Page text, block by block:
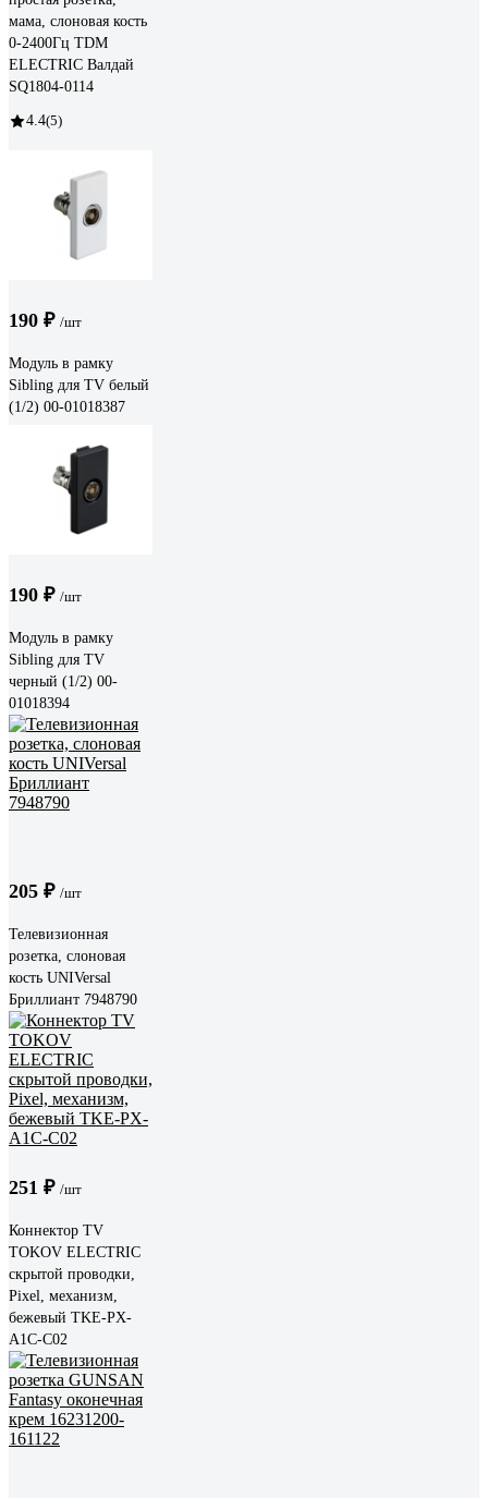
мама, слоновая кость
0-2400Гц TDM
ELECTRIC Валдай
SQ1804-0114
4.4(5)
190 ₽ /шт
Модуль в рамку
Sibling для TV белый
(1/2) 00-01018387
190 ₽ /шт
Модуль в рамку
Sibling для TV
черный (1/2) 00-
01018394
205 ₽ /шт
Телевизионная
розетка, слоновая
кость UNIVersal
Бриллиант 7948790
251 ₽ /шт
Коннектор TV
TOKOV ELECTRIC
скрытой проводки,
Pixel, механизм,
бежевый TKE-PX-
A1C-C02